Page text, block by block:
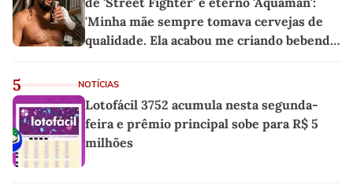
'Minha mãe sempre tomava cervejas de
qualidade. Ela acabou me criando bebendo
5 NOTÍCIAS
Lotofácil 3752 acumula nesta segunda-
feira e prêmio principal sobe para R$ 5
milhões